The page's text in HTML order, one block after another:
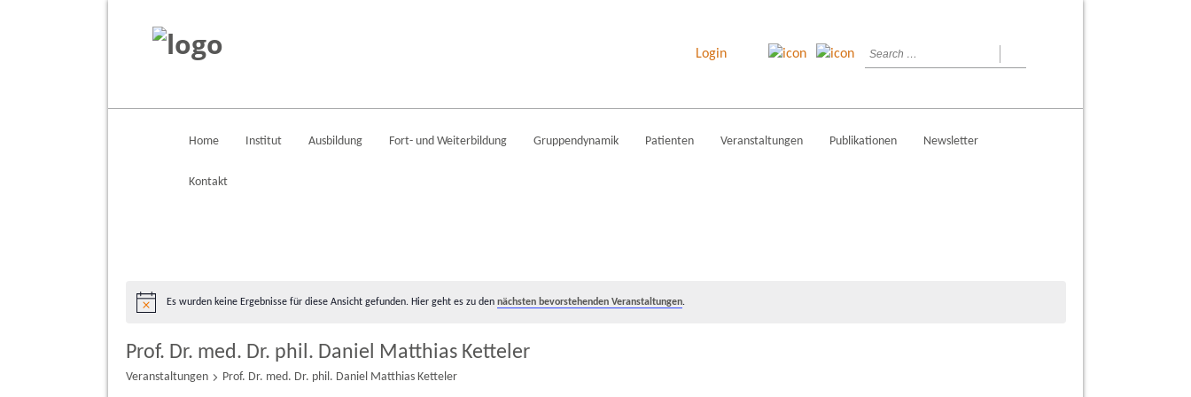
Login
Home Institut Ausbildung Fort- und Weiterbildung Gruppendynamik Patienten Veranstaltungen Publikationen Newsletter
Kontakt
Hinweis
Es wurden keine Ergebnisse für diese Ansicht gefunden. Hier geht es zu den nächsten bevorstehenden Veranstaltungen.
Prof. Dr. med. Dr. phil. Daniel Matthias Ketteler
Veranstaltungen Prof. Dr. med. Dr. phil. Daniel Matthias Ketteler